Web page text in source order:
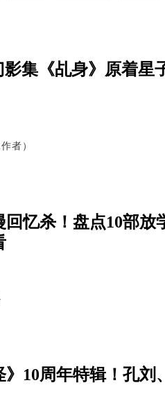
集《乩身》原着星
者）
回忆杀！盘点10部
》10周年特辑！孔